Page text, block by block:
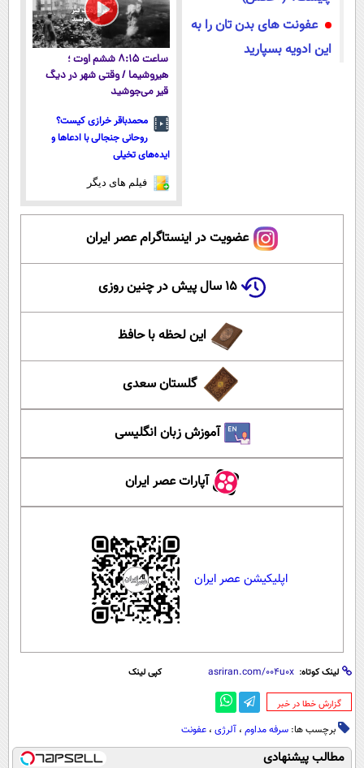
عفونت های بدن تان را به
این ادویه بسپارید
ساعت ۸:۱۵ ششم اوت ؛
هیروشیما / وقتی شهر در دیگ
قیر می‌جوشید
محمدباقر خرازی کیست؟
روحانی جنجالی با ادعاها و
ایده‌های تخیلی
فیلم های دیگر
عضویت در اینستاگرام عصر ایران
۱۵ سال پیش در چنین روزی
این لحظه با حافظ
گلستان سعدی
آموزش زبان انگلیسی
آپارات عصر ایران
اپلیکیشن عصر ایران
لینک کوتاه: کپی لینک
‌گزارش خطا در خبر
برچسب ها: سرفه مداوم ، آلرژی ، عفونت
مطالب پیشنهادی